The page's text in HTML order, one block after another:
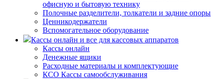
офисную и бытовую технику
Полочные разделители, толкатели и задние опоры
Ценникодержатели
Вспомогательное оборудование
Кассы онлайн и все для кассовых аппаратов
Кассы онлайн
Денежные ящики
Расходные материалы и комплектующие
КСО Кассы самообслуживания